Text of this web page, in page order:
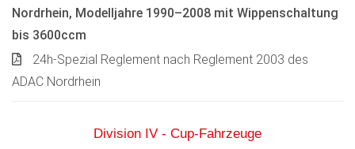
Nordrhein, Modelljahre 1990–2008 mit Wippenschaltung
bis 3600ccm
24h-Spezial Reglement nach Reglement 2003 des
ADAC Nordrhein
Division IV - Cup-Fahrzeuge